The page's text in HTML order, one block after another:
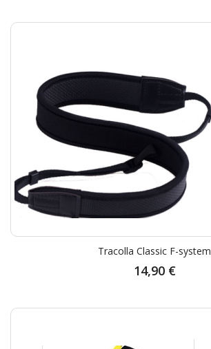
Tracolla Classic F-system
14,90 €